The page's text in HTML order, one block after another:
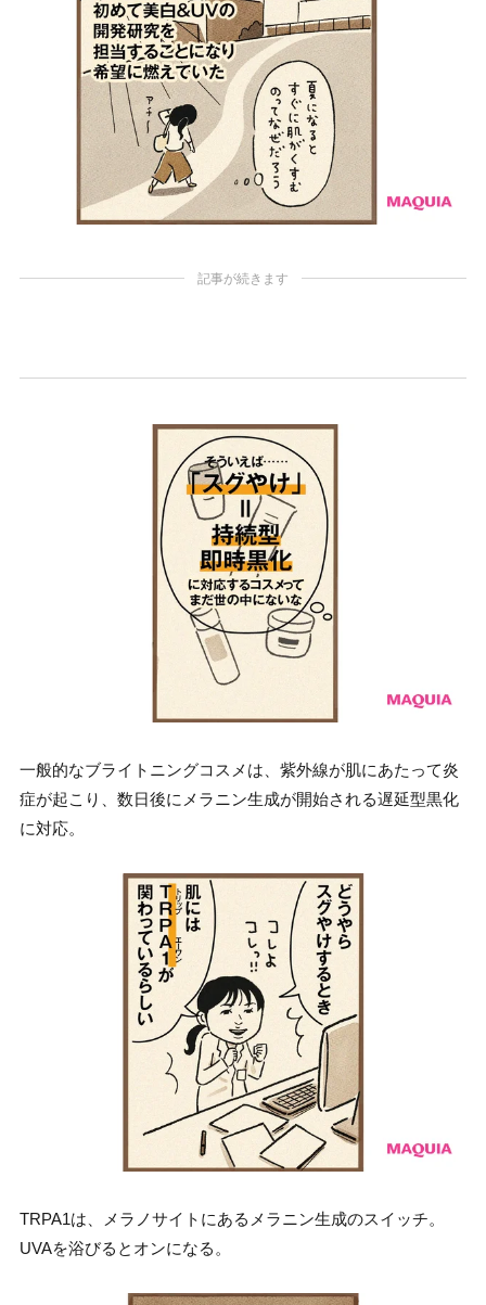
記事が続きます
一般的なブライトニングコスメは、紫外線が肌にあたって炎
症が起こり、数日後にメラニン生成が開始される遅延型黒化
に対応。
TRPA1は、メラノサイトにあるメラニン生成のスイッチ。
UVAを浴びるとオンになる。